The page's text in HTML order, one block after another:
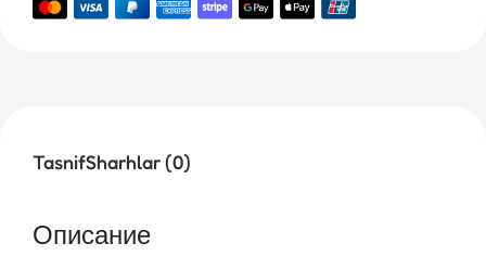
TasnifSharhlar (0)
Описание